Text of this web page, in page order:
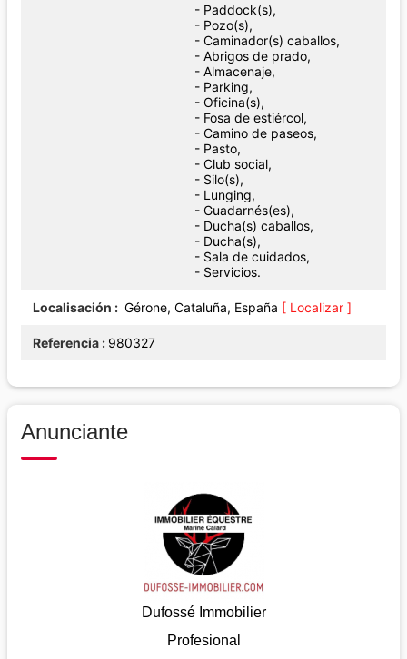
- Paddock(s),
- Pozo(s),
- Caminador(s) caballos,
- Abrigos de prado,
- Almacenaje,
- Parking,
- Oficina(s),
- Fosa de estiércol,
- Camino de paseos,
- Pasto,
- Club social,
- Silo(s),
- Lunging,
- Guadarnés(es),
- Ducha(s) caballos,
- Ducha(s),
- Sala de cuidados,
- Servicios.
Localisación Gérone, Cataluña, España [ Localizar ]
Referencia 980327
Anunciante
Dufossé Immobilier
Profesional